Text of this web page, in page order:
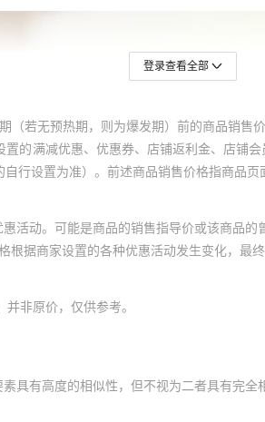
登录查看全部
（若无预热期，则为爆发期）前的商品销
的满减优惠、优惠券、店铺返利金、店
行设置为准）。前述商品销售价格指商品
活动。可能是商品的销售指导价或该商品的
据商家设置的各种优惠活动发生变化，最终
非原价，仅供参考。
具有高度的相似性，但不视为二者具有完全